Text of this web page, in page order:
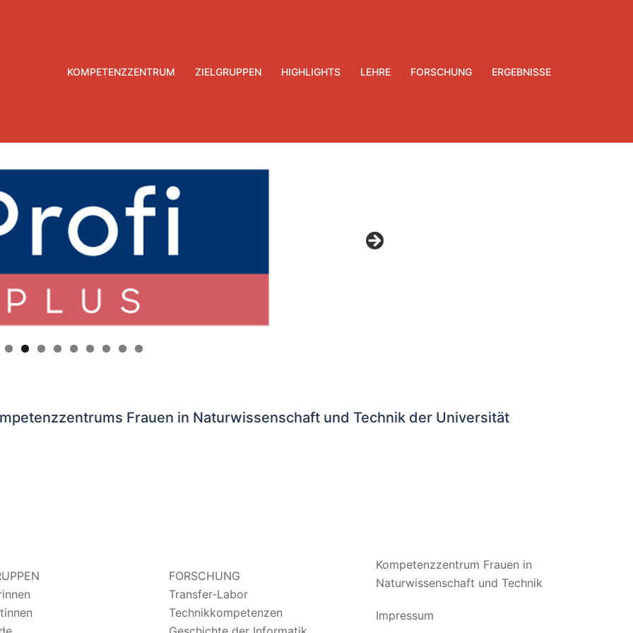
KOMPETENZZENTRUM ZIELGRUPPEN HIGHLIGHTS LEHRE FORSCHUNG ERGEBNISSE
Frauen in Naturwissenschaft und Technik der Universität
FORSCHUNG
Transfer-Labor
Technikkompetenzen
Kompetenzzentrum Frauen in
Naturwissenschaft und Technik
Impressum